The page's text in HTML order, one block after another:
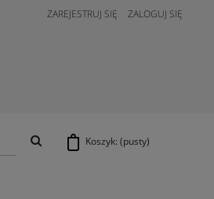
ZAREJESTRUJ SIĘ ZALOGUJ SIĘ
Koszyk: (pusty)